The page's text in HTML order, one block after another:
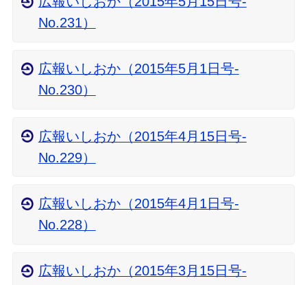
No.231）
広報いしおか（2015年5月1日号‐
No.230）
広報いしおか（2015年4月15日号-
No.229）
広報いしおか（2015年4月1日号-
No.228）
広報いしおか（2015年3月15日号-